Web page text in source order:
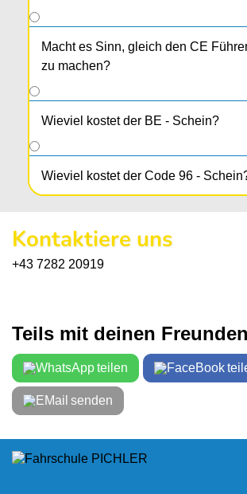
Macht es Sinn, gleich den CE
zu machen?
Wieviel kostet der BE - Schein?
Wieviel kostet der Code 96 -
Kontaktiere uns
+43 7282 20919
Teils mit deinen Freunden
teilen
senden